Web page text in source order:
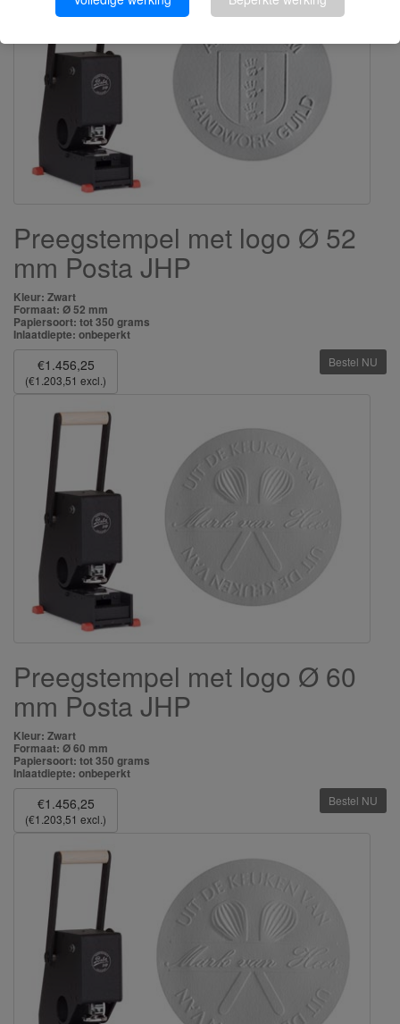
Preegstempel met logo Ø 52
mm Posta JHP
Kleur: Zwart
Formaat: Ø 52 mm
Papiersoort: tot 350 grams
Inlaatdiepte: onbeperkt
€1.456,25
(€1.203,51 excl.)
Bestel NU
Preegstempel met logo Ø 60
mm Posta JHP
Kleur: Zwart
Formaat: Ø 60 mm
Papiersoort: tot 350 grams
Inlaatdiepte: onbeperkt
€1.456,25
(€1.203,51 excl.)
Bestel NU